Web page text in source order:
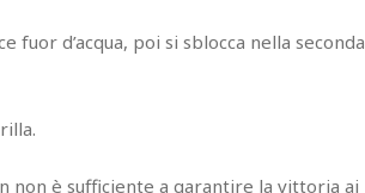
fuor d’acqua, poi si sblocca nella seconda
non è sufficiente a garantire la vittoria ai